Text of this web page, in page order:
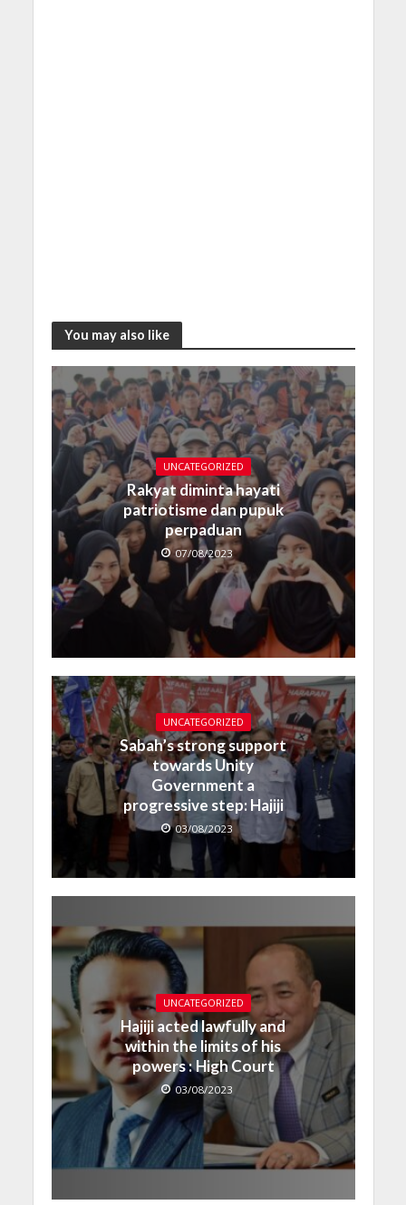
You may also like
UNCATEGORIZED
Rakyat diminta hayati
patriotisme dan pupuk
perpaduan
07/08/2023
UNCATEGORIZED
Sabah’s strong support
towards Unity
Government a
progressive step: Hajiji
03/08/2023
UNCATEGORIZED
Hajiji acted lawfully and
within the limits of his
powers : High Court
03/08/2023